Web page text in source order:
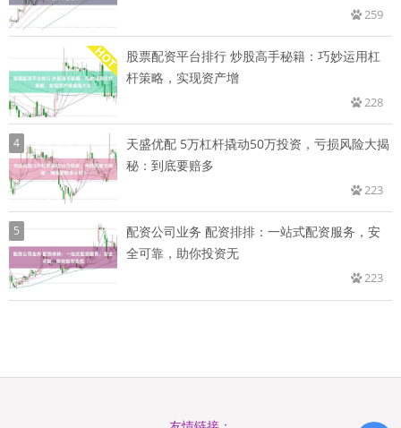
259
股票配资平台排行 炒股高手秘籍：巧妙运用杠
杆策略，实现资产增
228
4
天盛优配 5万杠杆撬动50万投资，亏损风险大揭
秘：到底要赔多
223
5
配资公司业务 配资排排：一站式配资服务，安
全可靠，助你投资无
223